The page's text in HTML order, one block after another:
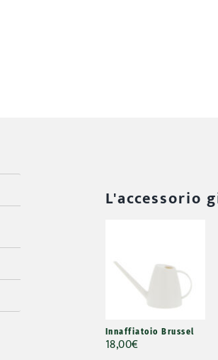
L'accessorio
Innaffiatoio Brussel
18,00€